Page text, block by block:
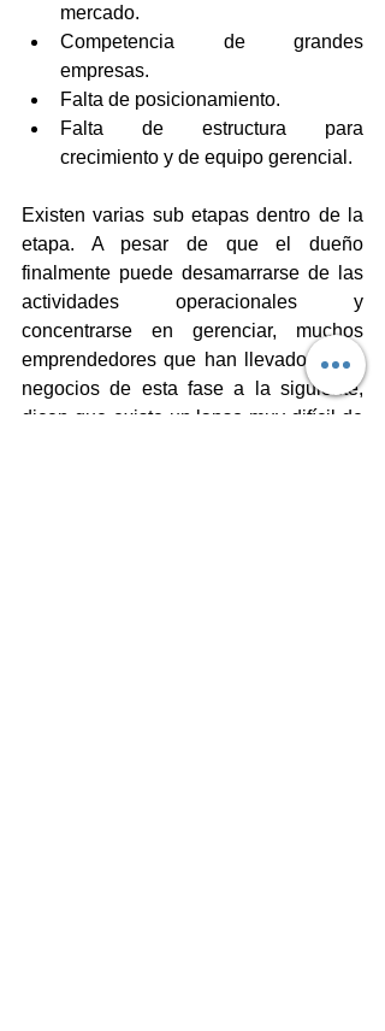
mercado.
Competencia de grandes
empresas.
Falta de posicionamiento.
Falta de estructura para
crecimiento y de equipo gerencial.
Existen varias sub etapas dentro de la
etapa. A pesar de que el dueño
finalmente puede desamarrarse de las
actividades operacionales y
concentrarse en gerenciar, muchos
emprendedores que han llevado a sus
negocios de esta fase a la siguiente,
dicen que existe un lapso muy difícil de